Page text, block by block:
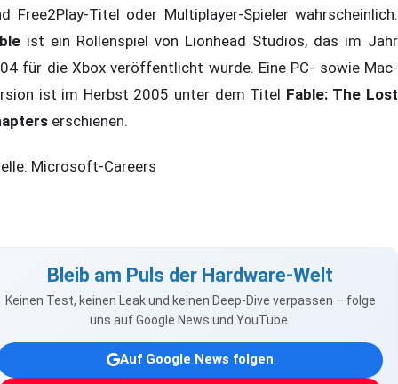
Free2Play-Titel oder Multiplayer-Spieler wahrscheinlich.
ist ein Rollenspiel von Lionhead Studios, das im Jahr
für die Xbox veröffentlicht wurde. Eine PC- sowie Mac-
ist im Herbst 2005 unter dem Titel Fable: The Lost
erschienen.
Microsoft-Careers
Bleib am Puls der Hardware-Welt
Keinen Test, keinen Leak und keinen Deep-Dive verpassen – folge
uns auf Google News und YouTube.
Auf Google News folgen